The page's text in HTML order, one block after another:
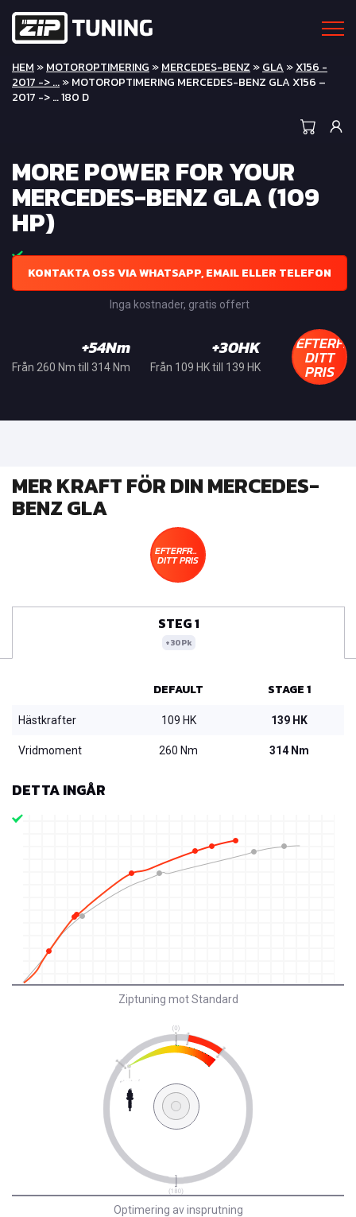
HEM »MOTOROPTIMERING »MERCEDES-BENZ »GLA »X156 -
2017 -> ...» MOTOROPTIMERING MERCEDES-BENZ GLA X156 –
2017 -> … 180 D
MORE POWER FOR YOUR
MERCEDES-BENZ GLA (109
HP)
KONTAKTA OSS VIA WHATSAPP, EMAIL ELLER TELEFON
Inga kostnader, gratis offert
+54Nm
Från 260 Nm till 314 Nm
+30HK
Från 109 HK till 139 HK DITT
PRIS
MER KRAFT FÖR DIN MERCEDES-
BENZ GLA
EFTERFRÅGA
DITT PRIS
STEG 1
+30Pk
DEFAULT STAGE 1
Hästkrafter 109 HK 139 HK
Vridmoment 260 Nm 314 Nm
DETTA INGÅR
Ziptuning mot Standard
Optimering av insprutning